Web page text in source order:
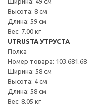
Высота: 8 см
Длина: 59 см
Вес: 7.00 кг
UTRUSTA УТРУСТА
Полка
Номер товара: 103.681.68
Ширина: 58 см
Высота: 4 см
Длина: 58 см
Вес: 8.05 кг